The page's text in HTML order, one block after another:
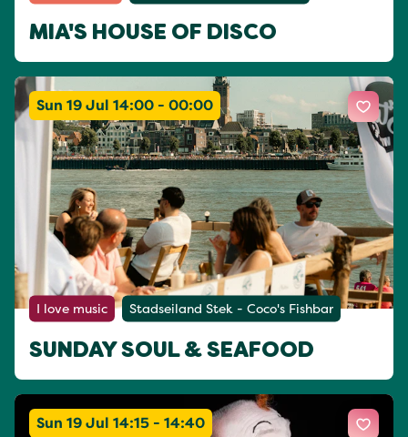
MIA'S HOUSE OF DISCO
Sun 19 Jul 14:00 - 00:00
I love music Stadseiland Stek - Coco's Fishbar
SUNDAY SOUL & SEAFOOD
Sun 19 Jul 14:15 - 14:40